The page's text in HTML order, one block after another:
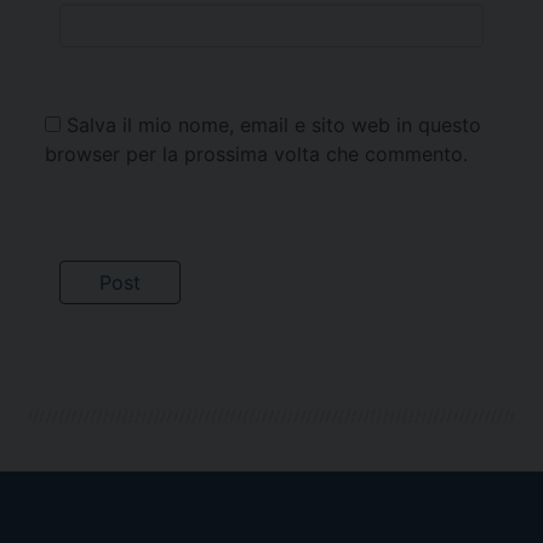
Salva il mio nome, email e sito web in questo
browser per la prossima volta che commento.